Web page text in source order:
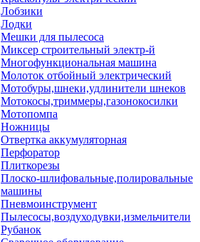
Лобзики
Лодки
Мешки для пылесоса
Миксер строительный электр-й
Многофункциональная машина
Молоток отбойный электрический
Мотобуры,шнеки,удлинители шнеков
Мотокосы,триммеры,газонокосилки
Мотопомпа
Ножницы
Отвертка аккумуляторная
Перфоратор
Плиткорезы
Плоско-шлифовальные,полировальные
машины
Пневмоинструмент
Пылесосы,воздуходувки,измельчители
Рубанок